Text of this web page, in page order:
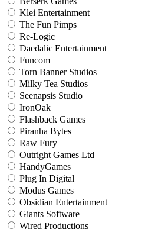
Klei Entertainment
The Fun Pimps
Re-Logic
Daedalic Entertainment
Funcom
Torn Banner Studios
Milky Tea Studios
Seenapsis Studio
IronOak
Flashback Games
Piranha Bytes
Raw Fury
Outright Games Ltd
HandyGames
Plug In Digital
Modus Games
Obsidian Entertainment
Giants Software
Wired Productions